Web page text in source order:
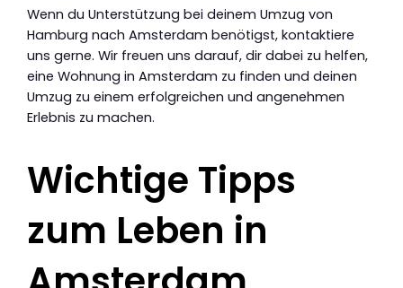
Wenn du Unterstützung bei deinem Umzug von
Hamburg nach Amsterdam benötigst, kontaktiere
uns gerne. Wir freuen uns darauf, dir dabei zu helfen,
eine Wohnung in Amsterdam zu finden und deinen
Umzug zu einem erfolgreichen und angenehmen
Erlebnis zu machen.
Wichtige Tipps
zum Leben in